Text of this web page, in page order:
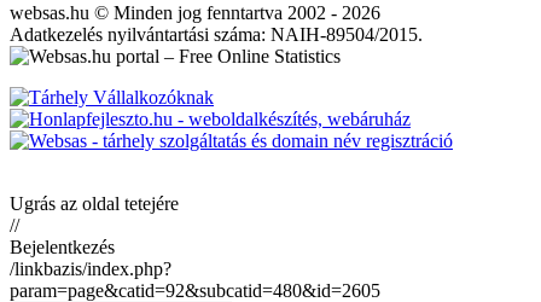
websas.hu © Minden jog fenntartva 2002 - 2026
Adatkezelés nyilvántartási száma: NAIH-89504/2015.
Ugrás az oldal tetejére
//
Bejelentkezés
/linkbazis/index.php?
param=page&catid=92&subcatid=480&id=2605